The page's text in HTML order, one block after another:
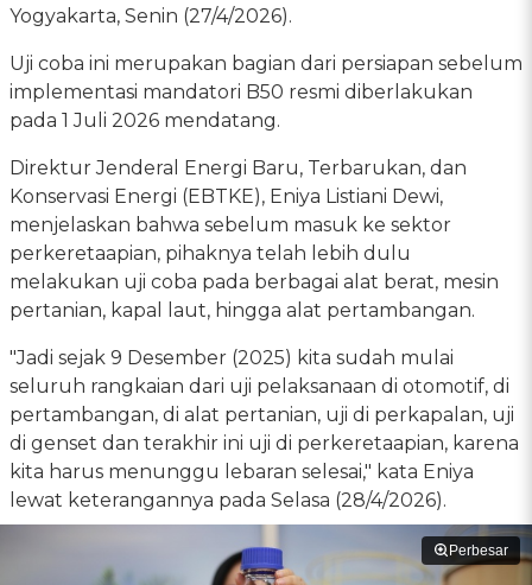
Yogyakarta, Senin (27/4/2026).
Uji coba ini merupakan bagian dari persiapan sebelum
implementasi mandatori B50 resmi diberlakukan
pada 1 Juli 2026 mendatang.
Direktur Jenderal Energi Baru, Terbarukan, dan
Konservasi Energi (EBTKE), Eniya Listiani Dewi,
menjelaskan bahwa sebelum masuk ke sektor
perkeretaapian, pihaknya telah lebih dulu
melakukan uji coba pada berbagai alat berat, mesin
pertanian, kapal laut, hingga alat pertambangan.
"Jadi sejak 9 Desember (2025) kita sudah mulai
seluruh rangkaian dari uji pelaksanaan di otomotif, di
pertambangan, di alat pertanian, uji di perkapalan, uji
di genset dan terakhir ini uji di perkeretaapian, karena
kita harus menunggu lebaran selesai," kata Eniya
lewat keterangannya pada Selasa (28/4/2026).
Perbesar